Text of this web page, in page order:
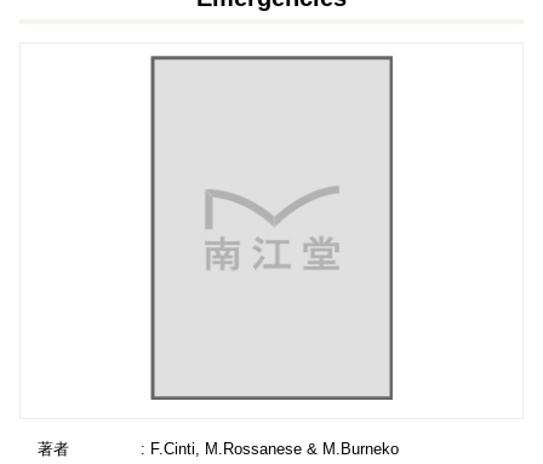
著者
: F.Cinti, M.Rossanese & M.Burneko